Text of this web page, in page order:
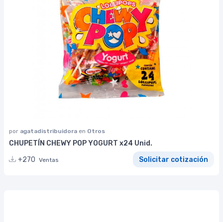
por agatadistribuidora en Otros
CHUPETÍN CHEWY POP YOGURT x24 Unid.
+270 Ventas Solicitar cotización